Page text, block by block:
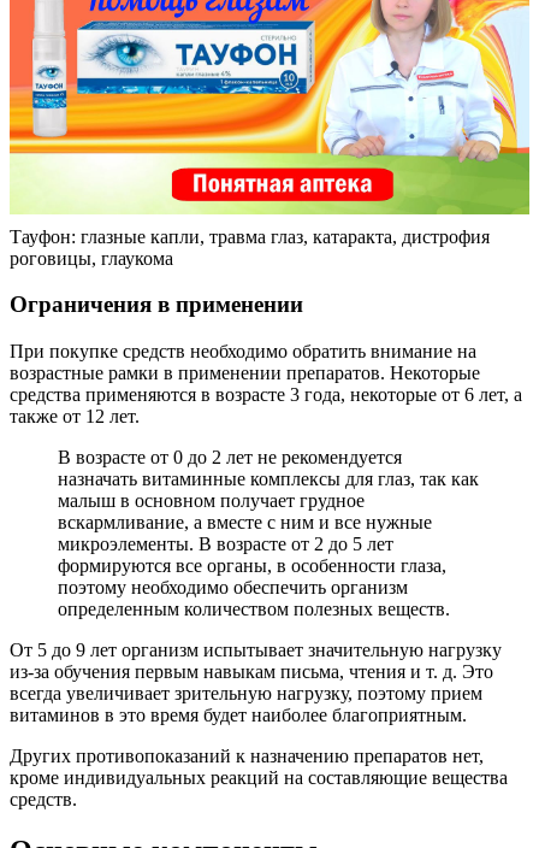
Тауфон: глазные капли, травма глаз, катаракта, дистрофия
роговицы, глаукома
Ограничения в применении
При покупке средств необходимо обратить внимание на
возрастные рамки в применении препаратов. Некоторые
средства применяются в возрасте 3 года, некоторые от 6 лет, а
также от 12 лет.
В возрасте от 0 до 2 лет не рекомендуется
назначать витаминные комплексы для глаз, так как
малыш в основном получает грудное
вскармливание, а вместе с ним и все нужные
микроэлементы. В возрасте от 2 до 5 лет
формируются все органы, в особенности глаза,
поэтому необходимо обеспечить организм
определенным количеством полезных веществ.
От 5 до 9 лет организм испытывает значительную нагрузку
из-за обучения первым навыкам письма, чтения и т. д. Это
всегда увеличивает зрительную нагрузку, поэтому прием
витаминов в это время будет наиболее благоприятным.
Других противопоказаний к назначению препаратов нет,
кроме индивидуальных реакций на составляющие вещества
средств.